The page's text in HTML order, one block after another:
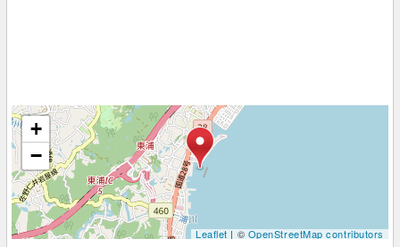
+
−
Leaflet| ©OpenStreetMap contributors